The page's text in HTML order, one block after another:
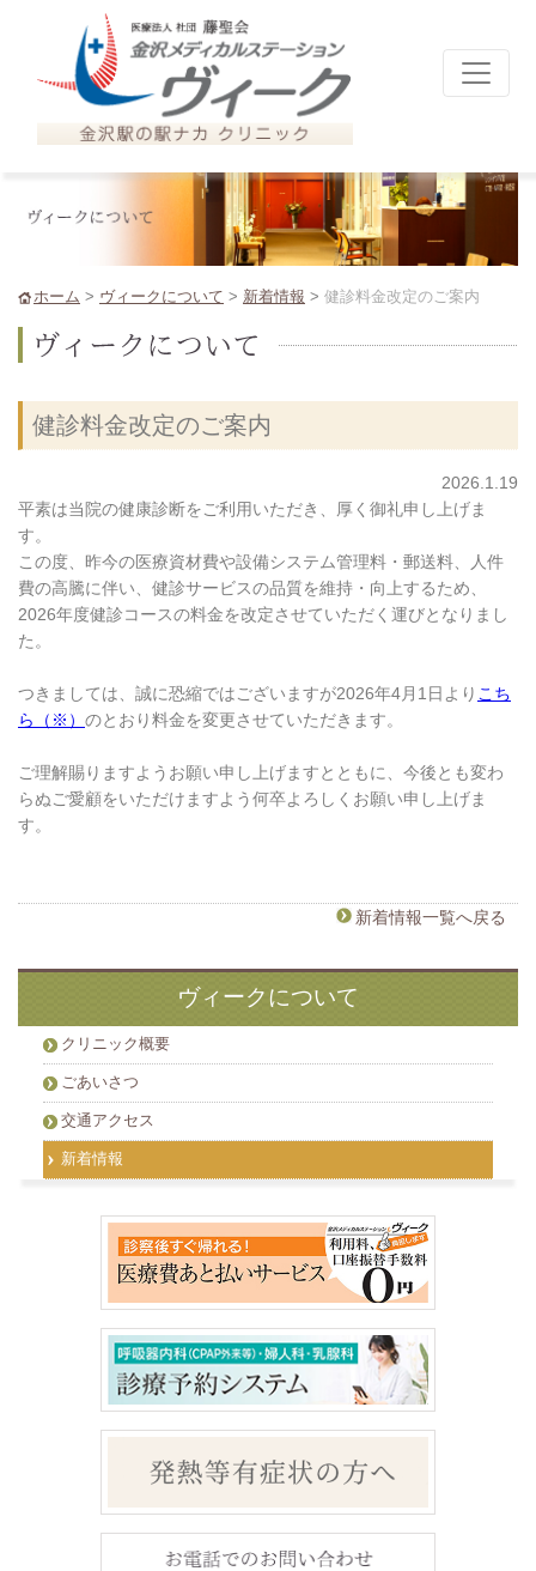
ホーム > ヴィークについて > 新着情報 > 健診料金改定のご案内
健診料金改定のご案内
2026.1.19
平素は当院の健康診断をご利用いただき、厚く御礼申し上げま
す。
この度、昨今の医療資材費や設備システム管理料・郵送料、人件
費の高騰に伴い、健診サービスの品質を維持・向上するため、
2026年度健診コースの料金を改定させていただく運びとなりまし
た。
つきましては、誠に恐縮ではございますが2026年4月1日より こち
ら（※） のとおり料金を変更させていただきます。
ご理解賜りますようお願い申し上げますとともに、今後とも変わ
らぬご愛顧をいただけますよう何卒よろしくお願い申し上げま
す。
新着情報一覧へ戻る
ヴィークについて
クリニック概要
ごあいさつ
交通アクセス
新着情報